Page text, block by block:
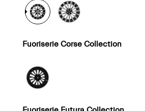
Fuoriserie Corse Collection